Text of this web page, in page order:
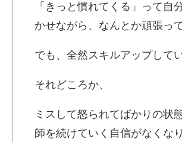
「きっと慣れてくる」って自
かせながら、なんとか頑張っ
でも、全然スキルアップして
それどころか、
ミスして怒られてばかりの状
師を続けていく自信がなくな